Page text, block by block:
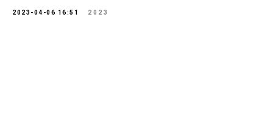
2023-04-06 16:51 2023